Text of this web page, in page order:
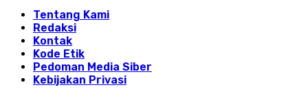
Tentang Kami
Redaksi
Kontak
Kode Etik
Pedoman Media Siber
Kebijakan Privasi